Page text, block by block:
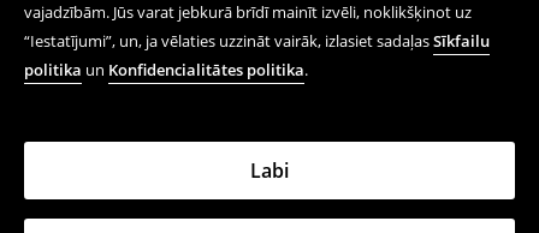
vajadzībām. Jūs varat jebkurā brīdī mainīt izvēli, noklikšķinot uz
“Iestatījumi”, un, ja vēlaties uzzināt vairāk, izlasiet sadaļasSīkfailu
politika un Konfidencialitātes politika.
Labi
T krekls
12,99 EUR
Bomber tipa jaka
29,99 EUR